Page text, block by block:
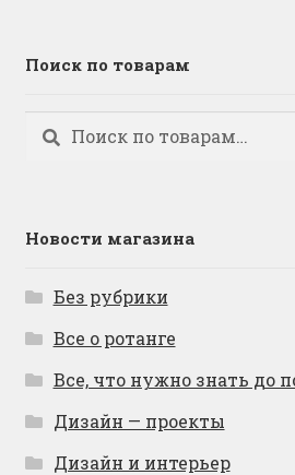
Поиск по товарам
Искать:
Поиск
Новости магазина
Без рубрики
Все о ротанге
Все, что нужно знать до
Дизайн — проекты
Дизайн и интерьер